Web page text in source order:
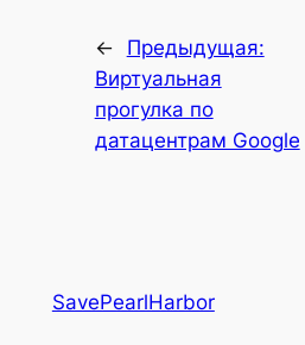
←
Предыдущая:
Виртуальная
прогулка по
датацентрам Google
SavePearlHarbor